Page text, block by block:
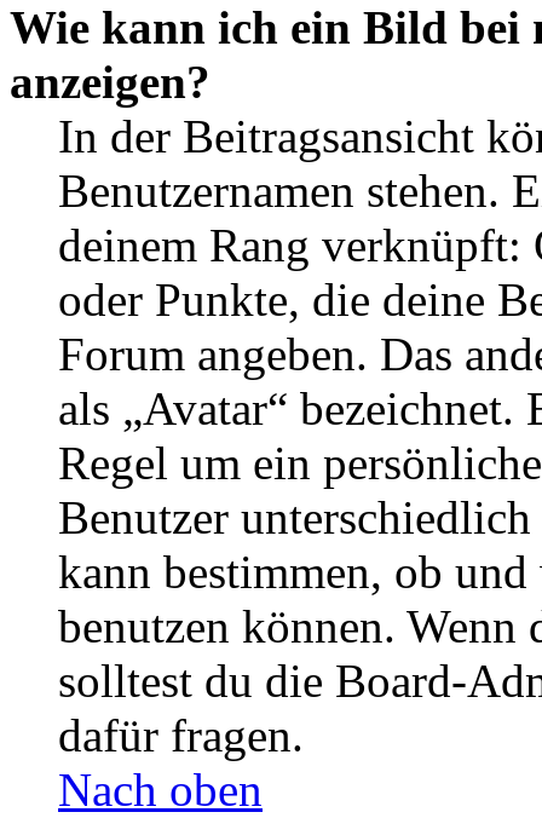
Wie kann ich ein Bild bei
anzeigen?
In der Beitragsansicht
Benutzernamen stehen.
deinem Rang verknüpft:
oder Punkte, die deine
Forum angeben. Das
als „Avatar“
Regel um ein
Benutzer
kann bestimmen, ob
benutzen können. Wenn
solltest du die Board-
dafür fragen.
Nach oben